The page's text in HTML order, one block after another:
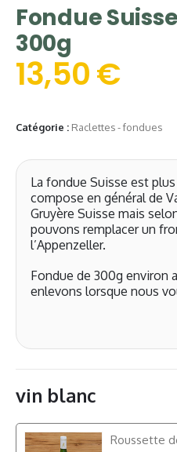
Fondue
300g
13,50€
Catégorie : Raclettes - fondues
La fondue Suisse est
compose en général de
Gruyère Suisse mais
pouvons remplacer un
l’Appenzeller.
Fondue de 300g environ
enlevons lorsque nous
vin blanc
Roussette